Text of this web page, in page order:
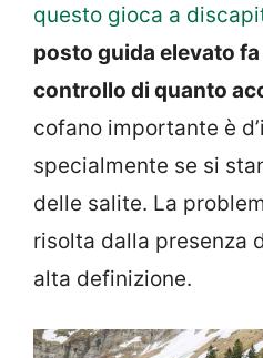
questo gioca a
posto guida elevato
controllo di quanto
cofano importante è
specialmente se si
delle salite. La
risolta dalla presenza
alta definizione.